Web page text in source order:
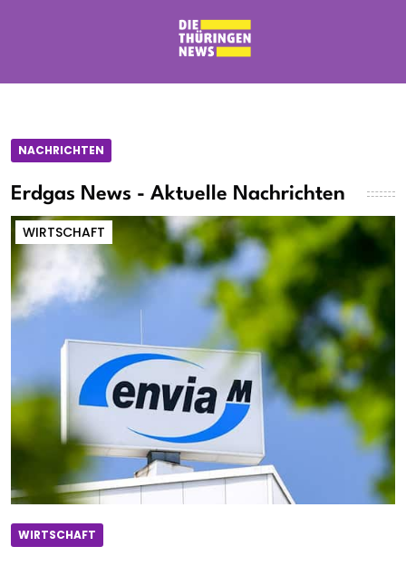
NACHRICHTEN
Erdgas News - Aktuelle Nachrichten
WIRTSCHAFT
WIRTSCHAFT